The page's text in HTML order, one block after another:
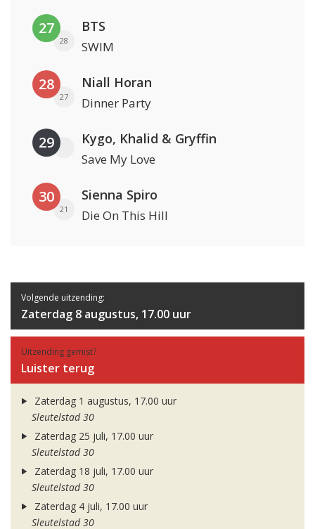
27
28
BTS
SWIM
28
27
Niall Horan
Dinner Party
29 Kygo, Khalid & Gryffin
Save My Love
30
21
Sienna Spiro
Die On This Hill
Volgende uitzending:
Zaterdag 8 augustus, 17.00 uur
Uitzending gemist?
Luister terug
Zaterdag 1 augustus, 17.00 uur
Sleutelstad 30
Zaterdag 25 juli, 17.00 uur
Sleutelstad 30
Zaterdag 18 juli, 17.00 uur
Sleutelstad 30
Zaterdag 4 juli, 17.00 uur
Sleutelstad 30